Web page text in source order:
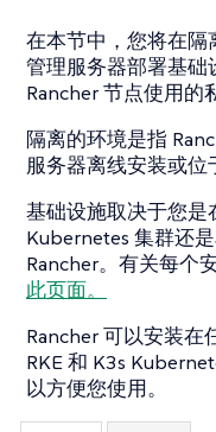
在本节中，您将在隔
管理服务器部署基
Rancher 节点使用的
隔离的环境是指
服务器离线安装或位
基础设施取决于您是
Kubernetes 集群还
Rancher。有关每个
此页面。
Rancher 可以安装在
RKE 和 K3s
以方便您使用。